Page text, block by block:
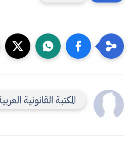
المكتبة القانونية